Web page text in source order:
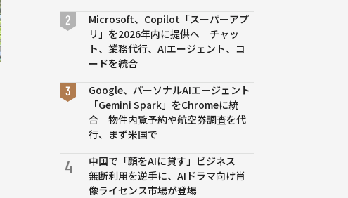
Microsoft、Copilot「スーパーアプ
リ」を2026年内に提供へ チャッ
ト、業務代行、AIエージェント、コ
ードを統合
Google、パーソナルAIエージェント
「Gemini Spark」をChromeに統
合 物件内覧予約や航空券調査を代
行、まず米国で
4
中国で「顔をAIに貸す」ビジネス
無断利用を逆手に、AIドラマ向け肖
像ライセンス市場が登場